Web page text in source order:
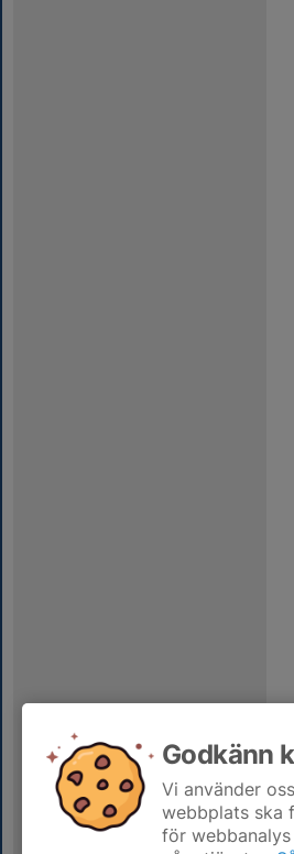
Godkänn
Vi använder
webbplats ska
för